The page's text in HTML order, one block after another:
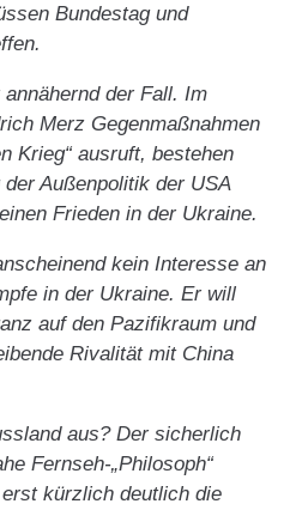
Bundestag und
der Fall. Im
Merz Gegenmaßnahmen
Krieg“ ausruft, bestehen
Außenpolitik der USA
Frieden in der Ukraine.
kein Interesse an
in der Ukraine. Er will
auf den Pazifikraum und
Rivalität mit China
aus? Der sicherlich
Fernseh-„Philosoph“
kürzlich deutlich die